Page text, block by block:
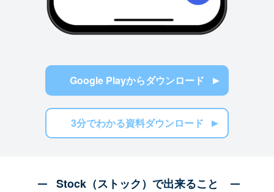
Google Playからダウンロード
3分でわかる資料ダウンロード
Stock（ストック）で出来ること